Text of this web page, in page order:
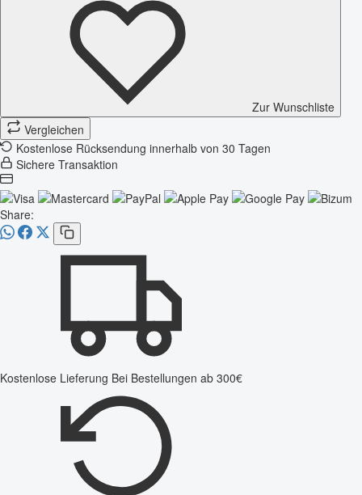
Zur Wunschliste
Vergleichen
Kostenlose Rücksendung innerhalb von 30 Tagen
Sichere Transaktion
Share:
Kostenlose Lieferung Bei Bestellungen ab 300€